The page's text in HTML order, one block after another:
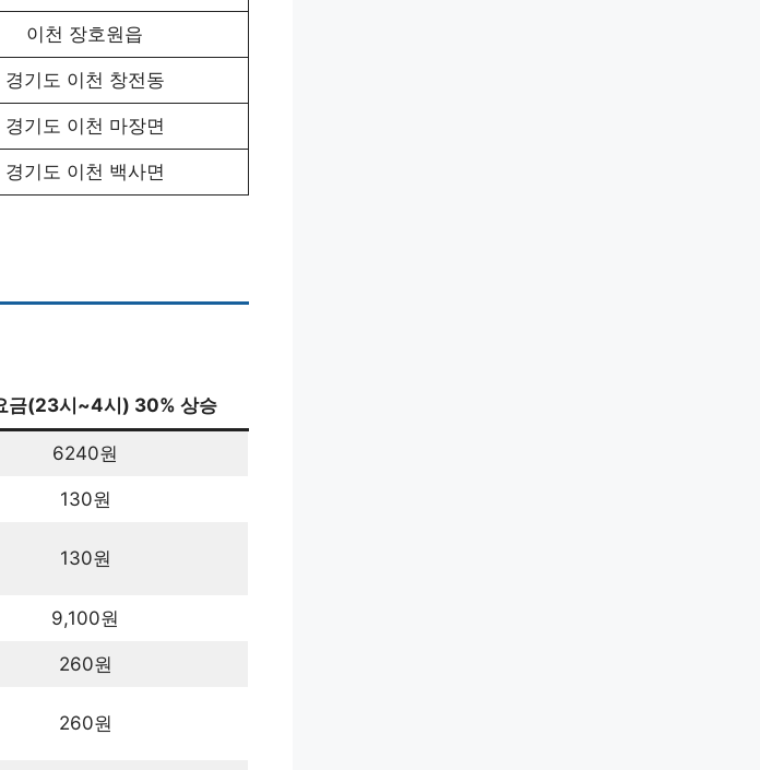
이천 장호원읍
경기도 이천 창전동
경기도 이천 마장면
경기도 이천 백사면
금(23시~4시) 30% 상승
6240원
130원
130원
9,100원
260원
260원